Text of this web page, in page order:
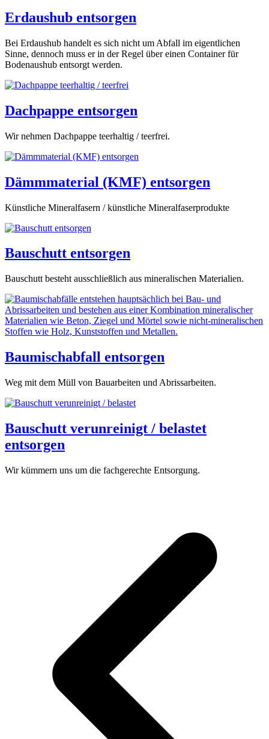
Erdaushub entsorgen
Bei Erdaushub handelt es sich nicht um Abfall im eigentlichen
Sinne, dennoch muss er in der Regel über einen Container für
Bodenaushub entsorgt werden.
Dachpappe entsorgen
Wir nehmen Dachpappe teerhaltig / teerfrei.
Dämmmaterial (KMF) entsorgen
Künstliche Mineralfasern / künstliche Mineralfaserprodukte
Bauschutt entsorgen
Bauschutt besteht ausschließlich aus mineralischen Materialien.
Baumischabfall entsorgen
Weg mit dem Müll von Bauarbeiten und Abrissarbeiten.
Bauschutt verunreinigt / belastet
entsorgen
Wir kümmern uns um die fachgerechte Entsorgung.